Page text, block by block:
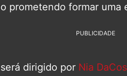
prometendo formar uma
PUBLICIDADE
dirigido por Nia